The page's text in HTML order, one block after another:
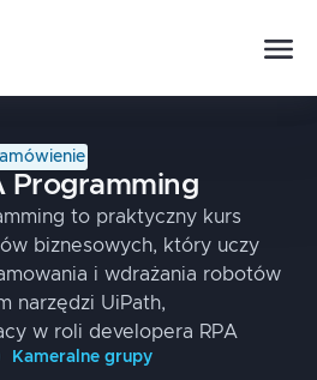
Programming
to praktyczny kurs
biznesowych, który uczy
i wdrażania robotów
narzędzi UiPath,
w roli developera RPA
Kameralne grupy